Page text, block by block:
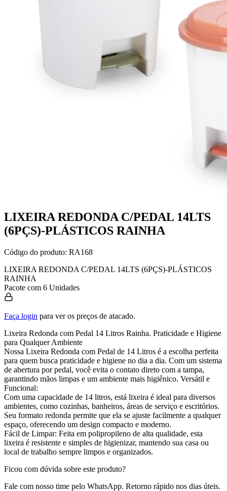
LIXEIRA REDONDA C/PEDAL 14LTS
(6PÇS)-PLÁSTICOS RAINHA
Código do produto: RA168
LIXEIRA REDONDA C/PEDAL 14LTS (6PÇS)-PLÁSTICOS
RAINHA
Pacote com 6 Unidades
Faça login para ver os preços de atacado.
Lixeira Redonda com Pedal 14 Litros Rainha. Praticidade e Higiene
para Qualquer Ambiente
Nossa Lixeira Redonda com Pedal de 14 Litros é a escolha perfeita
para quem busca praticidade e higiene no dia a dia. Com um sistema
de abertura por pedal, você evita o contato direto com a tampa,
garantindo mãos limpas e um ambiente mais higiênico. Versátil e
Funcional:
Com uma capacidade de 14 litros, está lixeira é ideal para diversos
ambientes, como cozinhas, banheiros, áreas de serviço e escritórios.
Seu formato redonda permite que ela se ajuste facilmente a qualquer
espaço, oferecendo um design compacto e moderno.
Fácil de Limpar: Feita em polipropileno de alta qualidade, esta
lixeira é resistente e simples de higienizar, mantendo sua casa ou
local de trabalho sempre limpos e organizados.
Ficou com dúvida sobre este produto?
Fale com nosso time pelo WhatsApp. Retorno rápido nos dias úteis.